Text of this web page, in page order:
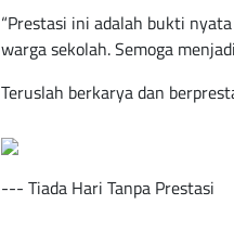
“Prestasi ini adalah bukti
warga sekolah. Semoga
Teruslah berkarya dan
--- Tiada Hari Tanpa Prestasi